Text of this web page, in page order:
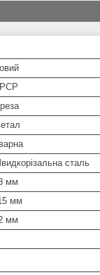
сталь
мм
мм
мм